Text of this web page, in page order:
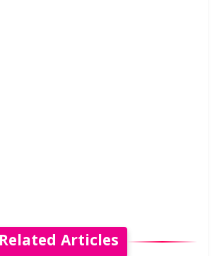
Related Articles